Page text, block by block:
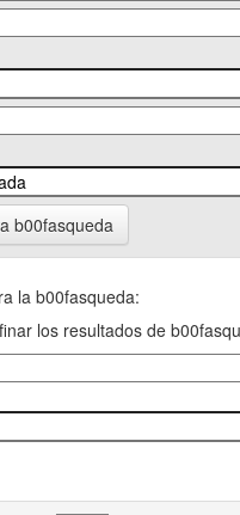
b00fasqueda
la b00fasqueda:
los resultados de